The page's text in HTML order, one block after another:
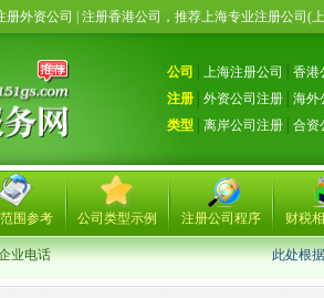
册外资公司 | 注册香港公司，推荐上海专业注册
公司 上海注册公司
香港
注册
外资公司注册
海外
类型
离岸公司注册 合资
围参考 公司类型示例 注册公司程序 财税
业电话 此处根